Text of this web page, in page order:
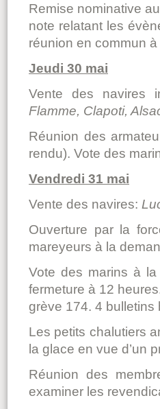
Remise nominative
note relatant les
réunion en commun
Jeudi 30 mai
Vente des navires
Flamme, Clapoti,
Réunion des
rendu). Vote des
Vendredi 31 mai
Vente des navires:
Ouverture par la
mareyeurs à la
Vote des marins à
fermeture à 12
grève 174. 4 bulletins
Les petits chalutiers
la glace en vue d’un
Réunion des
examiner les